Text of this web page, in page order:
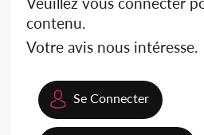
contenu.
Votre avis nous intéresse.
Se Connecter